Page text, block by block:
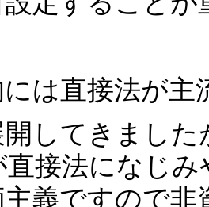
には直接法が
してきました
接法になじ
義ですので